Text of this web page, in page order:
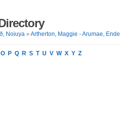
Noiuya » Artherton, Maggie - Arumae, Endel
O P Q R S T U V W X Y Z